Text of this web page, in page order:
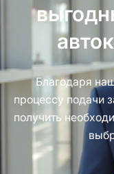
Благодаря
процессу подачи
получить